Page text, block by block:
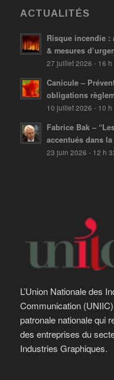
ACTUALITÉS
Risque incendie :
& mesures
27 juillet 2026 - 16 h
Canicule –
obligations
10 juillet 2026 - 10 h
Fabrice Bak –
accentués dans la
23 juin 2026 - 12 h
L’Union Nationale des
Communication
patronale nationale qui
des entreprises du
Industries Graphiques.